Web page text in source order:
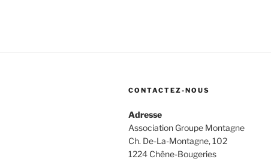
CONTACTEZ-NOUS
Adresse
Association Groupe Montagne
Ch. De-La-Montagne, 102
1224 Chêne-Bougeries